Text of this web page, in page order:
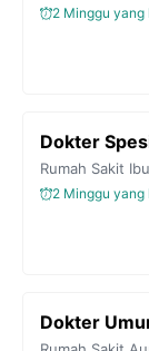
2 Minggu yang
Dokter
Rumah Sakit
2 Minggu yang
Dokter